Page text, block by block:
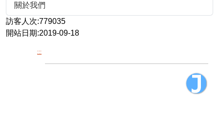
關於我們
訪客人次:779035
開站日期:2019-09-18
:::